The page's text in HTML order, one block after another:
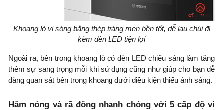
Khoang lò vi sóng bằng thép tráng men bền tốt, dễ lau chùi đi
kèm đèn LED tiện lợi
Ngoài ra, bên trong khoang lò có đèn LED chiếu sáng làm tăng
thêm sự sang trọng mỗi khi sử dụng cũng như giúp cho bạn dễ
dàng quan sát bên trong khoang dưới điều kiện thiếu ánh sáng.
Hâm nóng và rã đông nhanh chóng với 5 cấp độ vi